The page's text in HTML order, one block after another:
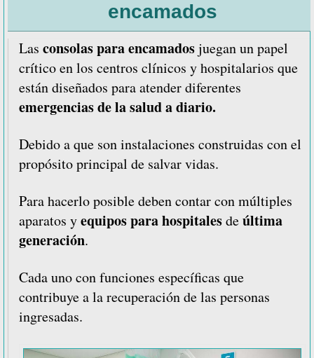
encamados
encamados
Las consolas para encamadosjuegan un papel
crítico en los centros clínicos y hospitalarios que
están diseñados para atender diferentes
emergencias de la salud a diario.
Debido a que son instalaciones construidas con el
propósito principal de salvar vidas.
Para hacerlo posible deben contar con múltiples
aparatos yequipos para hospitalesdeúltima
generación.
Cada uno con funciones específicas que
contribuye a la recuperación de las personas
ingresadas.